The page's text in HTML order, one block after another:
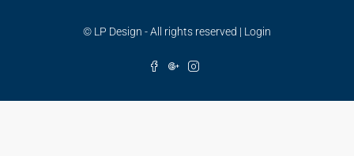
© LP Design - All rights reserved | Login